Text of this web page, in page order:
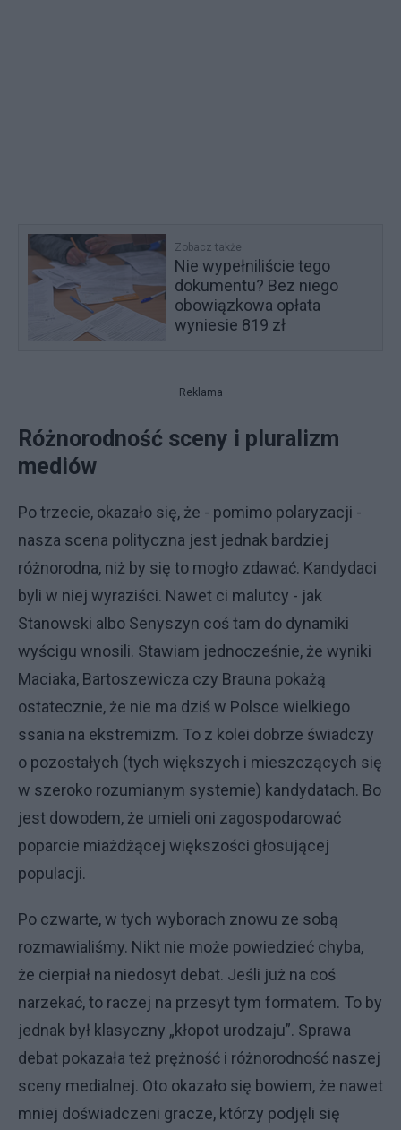
Zobacz także
Nie wypełniliście tego
dokumentu? Bez niego
obowiązkowa opłata
wyniesie 819 zł
Reklama
Różnorodność sceny i pluralizm
mediów
Po trzecie, okazało się, że - pomimo polaryzacji -
nasza scena polityczna jest jednak bardziej
różnorodna, niż by się to mogło zdawać. Kandydaci
byli w niej wyraziści. Nawet ci malutcy - jak
Stanowski albo Senyszyn coś tam do dynamiki
wyścigu wnosili. Stawiam jednocześnie, że wyniki
Maciaka, Bartoszewicza czy Brauna pokażą
ostatecznie, że nie ma dziś w Polsce wielkiego
ssania na ekstremizm. To z kolei dobrze świadczy
o pozostałych (tych większych i mieszczących się
w szeroko rozumianym systemie) kandydatach. Bo
jest dowodem, że umieli oni zagospodarować
poparcie miażdżącej większości głosującej
populacji.
Po czwarte, w tych wyborach znowu ze sobą
rozmawialiśmy. Nikt nie może powiedzieć chyba,
że cierpiał na niedosyt debat. Jeśli już na coś
narzekać, to raczej na przesyt tym formatem. To by
jednak był klasyczny „kłopot urodzaju”. Sprawa
debat pokazała też prężność i różnorodność naszej
sceny medialnej. Oto okazało się bowiem, że nawet
mniej doświadczeni gracze, którzy podjęli się